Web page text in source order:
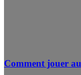
Comment jouer